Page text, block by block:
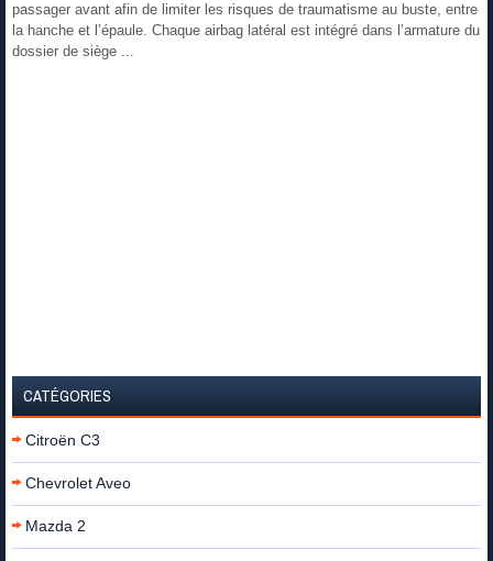
passager avant afin de limiter les risques de traumatisme au buste, entre
la hanche et l’épaule. Chaque airbag latéral est intégré dans l’armature du
dossier de siège ...
CATÉGORIES
Citroën C3
Chevrolet Aveo
Mazda 2